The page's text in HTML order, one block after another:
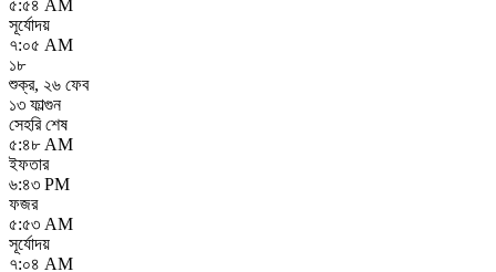
৫:৫৪ AM
সূর্যোদয়
৭:০৫ AM
১৮
শুক্র, ২৬ ফেব
১৩ ফাল্গুন
সেহরি শেষ
৫:৪৮ AM
ইফতার
৬:৪৩ PM
ফজর
৫:৫৩ AM
সূর্যোদয়
৭:০৪ AM